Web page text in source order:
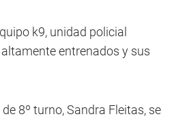
k9, unidad policial
entrenados y sus
8º turno, Sandra Fleitas, se